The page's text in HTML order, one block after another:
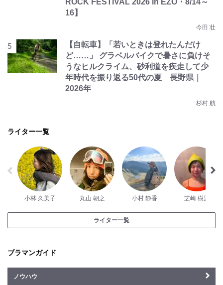
16】
今田 壮
【自転車】「若いときは登れたんだけ
ど……」 グラベルバイクで暑さに負けそ
うなヒルクライム、砂利道を疾走して少
年時代を振り返る50代の夏 長野県｜
2026年
杉村 航
ライター一覧
小林 久美子 丸山 朝之 小村 静香 芝崎 樹里
ライター一覧
ブラマンガイド
ノウハウ